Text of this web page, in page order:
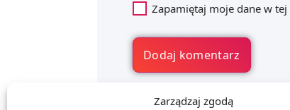
Zarządzaj zgodą
Zapamiętaj moje dane w